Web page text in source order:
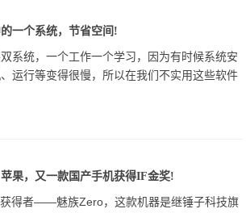
一个系统，节省空间!
系统，一个工作一个学习，因为有时候系统安
运行等变得很慢，所以在我们不实用这些软件
果，又一款国产手机获得IF金奖!
得者——魅族Zero，这款机器是继锤子科技旗